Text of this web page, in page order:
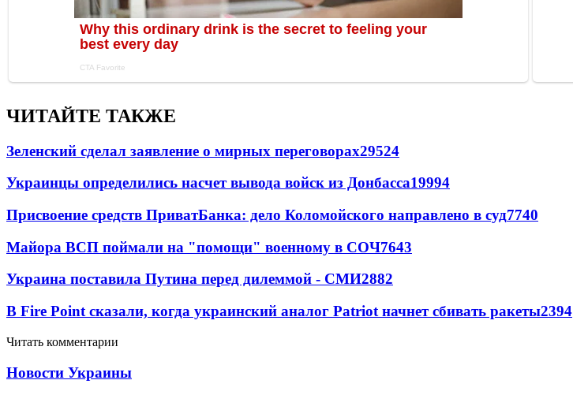
ЧИТАЙТЕ ТАКЖЕ
Зеленский сделал заявление о мирных переговорах29524
Украинцы определились насчет вывода войск из Донбасса19994
Присвоение средств ПриватБанка: дело Коломойского направлено в суд7740
Майора ВСП поймали на "помощи" военному в СОЧ7643
Украина поставила Путина перед дилеммой - СМИ2882
В Fire Point сказали, когда украинский аналог Patriot начнет сбивать ракеты2394
Читать комментарии
Новости Украины